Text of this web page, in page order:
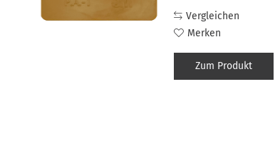
Vergleichen
Merken
Zum Produkt